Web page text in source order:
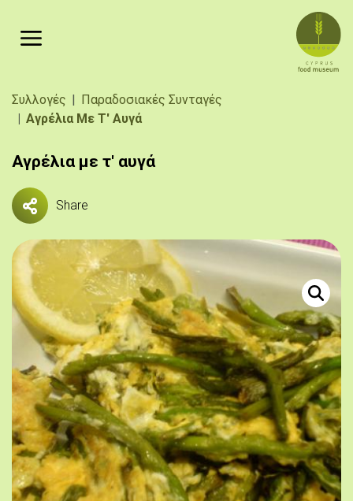
Breadcrumb
Συλλογές
Παραδοσιακές Συνταγές
Αγρέλια Με Τ' Αυγά
Αγρέλια με τ' αυγά
Share
Αγρέλια
Πηγή: